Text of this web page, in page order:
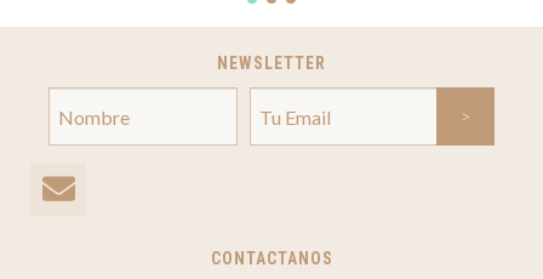
NEWSLETTER
CONTACTANOS